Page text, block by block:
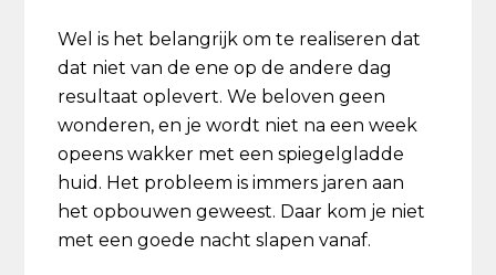
Wel is het belangrijk om te realiseren dat
dat niet van de ene op de andere dag
resultaat oplevert. We beloven geen
wonderen, en je wordt niet na een week
opeens wakker met een spiegelgladde
huid. Het probleem is immers jaren aan
het opbouwen geweest. Daar kom je niet
met een goede nacht slapen vanaf.